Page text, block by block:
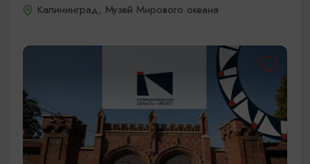
Калининград, Музей Мирового океана